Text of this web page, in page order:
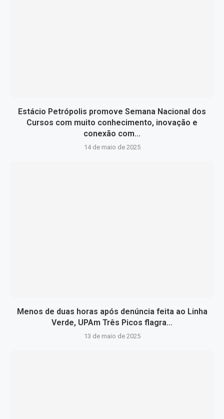
Estácio Petrópolis promove Semana Nacional dos
Cursos com muito conhecimento, inovação e
conexão com...
14 de maio de 2025
Menos de duas horas após denúncia feita ao Linha
Verde, UPAm Três Picos flagra...
13 de maio de 2025